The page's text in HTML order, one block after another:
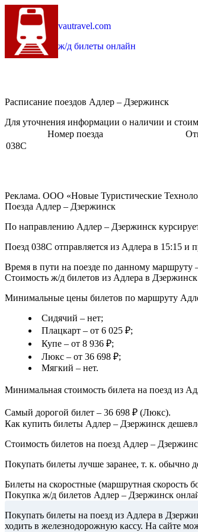
vautravel.com
ж/д билеты онлайн
Расписание поездов Адлер – Дзержинск
Для уточнения информации о наличии и
Номер поезда
038С
Реклама. ООО «Новые Туристические
Поезда Адлер – Дзержинск
По направлению Адлер – Дзержинск
Поезд 038С отправляется из Адлера в 15:15 и
Время в пути на поезде по данному маршруту
Стоимость ж/д билетов из Адлера в Дзержинск
Минимальные цены билетов по маршруту
Сидячий – нет;
Плацкарт – от 6 025 ₽;
Купе – от 8 936 ₽;
Люкс – от 36 698 ₽;
Мягкий – нет.
Минимальная стоимость билета на поезд из
Самый дорогой билет – 36 698 ₽ (Люкс).
Как купить билеты Адлер – Дзержинск
Стоимость билетов на поезд Адлер –
Покупать билеты лучше заранее, т. к. обычно
Билеты на скоростные (маршрутная скорость
Покупка ж/д билетов Адлер – Дзержинск
Покупать билеты на поезд из Адлера в
ходить в железнодорожную кассу. На сайте